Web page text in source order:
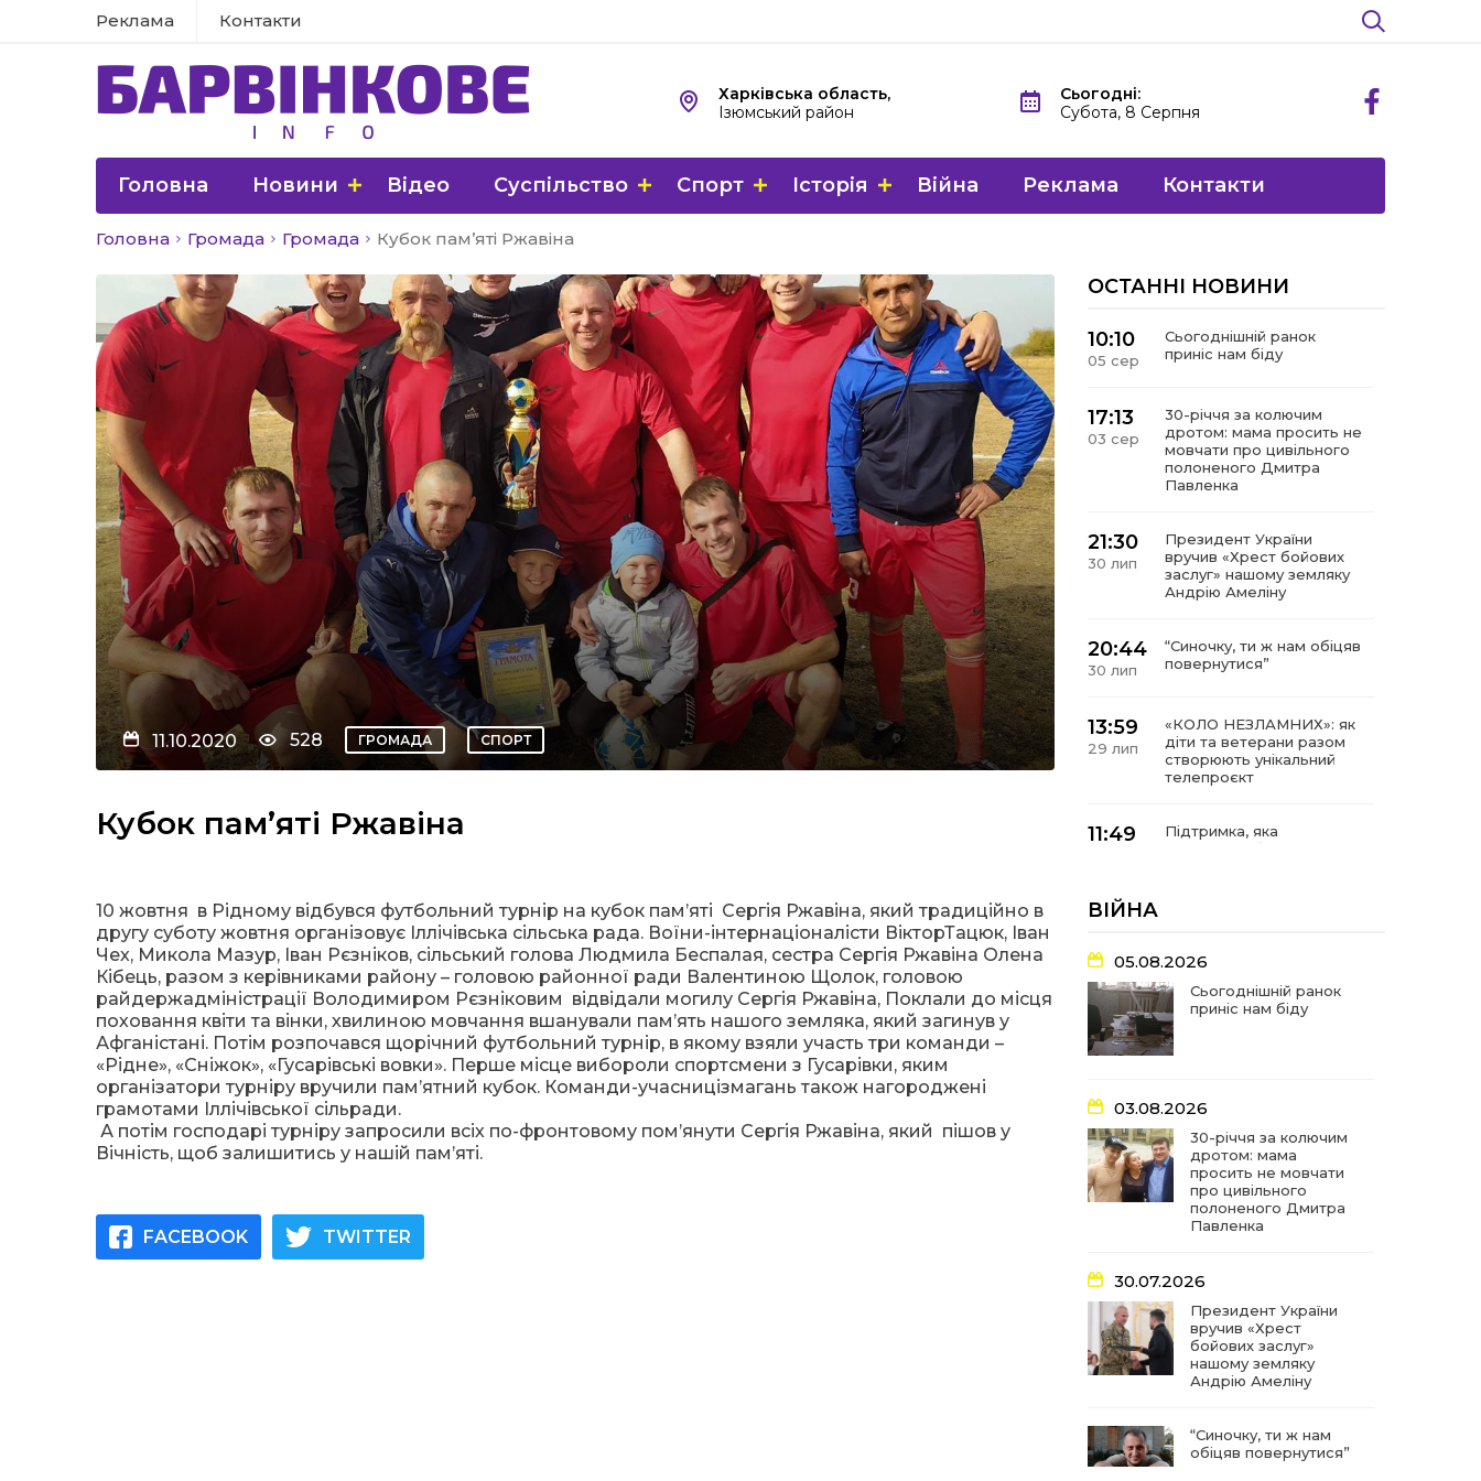
Реклама Контакти
Харківська область,
Ізюмський район
Сьогодні:
Субота, 8 Серпня
Головна Новини Відео Суспільство Спорт Історія Війна Реклама Контакти
Головна Громада Громада Кубок пам’яті Ржавіна
11.10.2020 528 ГРОМАДА СПОРТ
Кубок пам’яті Ржавіна
10 жовтня в Рідному відбувся футбольний турнір на кубок пам’яті Сергія Ржавіна, який традиційно в
другу суботу жовтня організовує Іллічівська сільська рада. Воїни-інтернаціоналісти ВікторТацюк, Іван
Чех, Микола Мазур, Іван Рєзніков, сільський голова Людмила Беспалая, сестра Сергія Ржавіна Олена
Кібець, разом з керівниками району – головою районної ради Валентиною Щолок, головою
райдержадміністрації Володимиром Рєзніковим відвідали могилу Сергія Ржавіна, Поклали до місця
поховання квіти та вінки, хвилиною мовчання вшанували пам’ять нашого земляка, який загинув у
Афганістані. Потім розпочався щорічний футбольний турнір, в якому взяли участь три команди –
«Рідне», «Сніжок», «Гусарівські вовки». Перше місце вибороли спортсмени з Гусарівки, яким
організатори турніру вручили пам’ятний кубок. Команди-учасницізмагань також нагороджені
грамотами Іллічівської сільради.
А потім господарі турніру запросили всіх по-фронтовому пом’янути Сергія Ржавіна, який пішов у
Вічність, щоб залишитись у нашій пам’яті.
FACEBOOK TWITTER
ОСТАННІ НОВИНИ
10:10
05 сер
Сьогоднішній ранок
приніс нам біду
17:13
03 сер
30-річчя за колючим
дротом: мама просить не
мовчати про цивільного
полоненого Дмитра
Павленка
21:30
30 лип
Президент України
вручив «Хрест бойових
заслуг» нашому земляку
Андрію Амеліну
20:44
30 лип
“Синочку, ти ж нам обіцяв
повернутися”
13:59
29 лип
«КОЛО НЕЗЛАМНИХ»: як
діти та ветерани разом
створюють унікальний
телепроєкт
11:49
Підтримка, яка
допомагає бути на
21:04
історії Героїв
Барвінківщини стали
частиною літопису війни
17:18
У Барвінківській громаді
16:29
22 лип
Медики Барвінківської
громади вдосконалюють
професійні навички
У Пригожому з дітьми та
фонду
07:17
21 лип
“Мені й досі сниться син”:
чотири роки світлої
пам`яті Олександра
Шинкаря
11:06
20 лип
За дві доби — серія
ворожих ударів по
Барвінківській громаді
ВІЙНА
05.08.2026
Сьогоднішній ранок
приніс нам біду
03.08.2026
30-річчя за колючим
дротом: мама
просить не мовчати
про цивільного
полоненого Дмитра
Павленка
30.07.2026
Президент України
вручив «Хрест
бойових заслуг»
нашому земляку
Андрію Амеліну
“Синочку, ти ж нам
обіцяв повернутися”